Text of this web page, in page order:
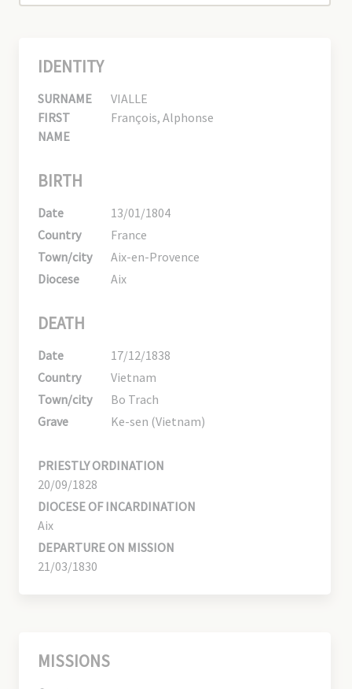
IDENTITY
SURNAME
VIALLE
FIRST
NAME
François, Alphonse
BIRTH
Date
13/01/1804
Country
France
Town/city
Aix-en-Provence
Diocese
Aix
DEATH
Date
17/12/1838
Country
Vietnam
Town/city
Bo Trach
Grave
Ke-sen (Vietnam)
PRIESTLY ORDINATION
20/09/1828
DIOCESE OF INCARDINATION
Aix
DEPARTURE ON MISSION
21/03/1830
MISSIONS